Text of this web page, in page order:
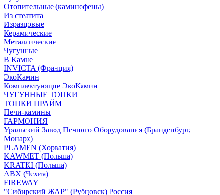
Отопительные (каминофены)
Из стеатита
Изразцовые
Керамические
Металлические
Чугунные
В Камне
INVICTA (Франция)
ЭкоКамин
Комплектующие ЭкоКамин
ЧУГУННЫЕ ТОПКИ
ТОПКИ ПРАЙМ
Печи-камины
ГАРМОНИЯ
Уральский Завод Печного Оборудования (Бранденбург,
Монарх)
PLAMEN (Хорватия)
KAWMET (Польша)
KRATKI (Польша)
ABX (Чехия)
FIREWAY
"Сибирский ЖАР" (Рубцовск) Россия